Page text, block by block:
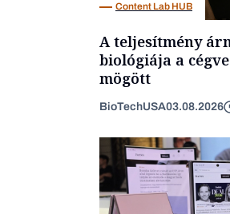
Content Lab HUB
A teljesítmény
biológiája a
mögött
BioTechUSA03.08.2026